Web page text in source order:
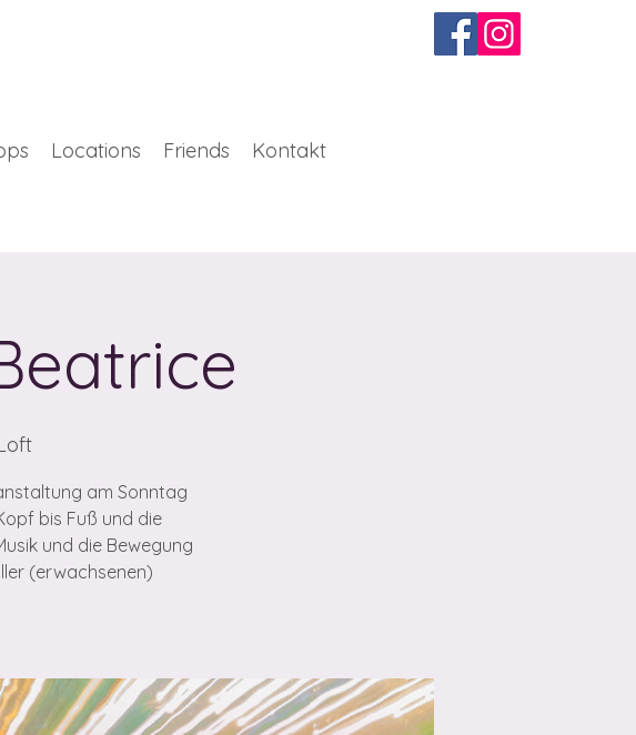
Locations Friends Kontakt
am Sonntag
bis Fuß und die
und die Bewegung
(erwachsenen)